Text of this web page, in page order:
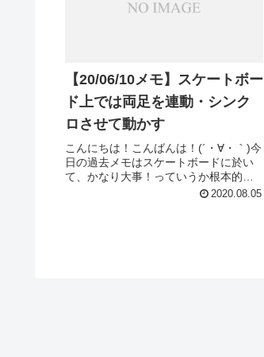
【20/06/10メモ】スケートボー
ド上では両足を連動・シンク
ロさせて動かす
こんにちは！こんばんは！(´・∀・｀)今
日の過去メモはスケートボードに於い
て、かなり大事！っていうか根本的と
いうか、考えてみれば当たり前、って
2020.08.05